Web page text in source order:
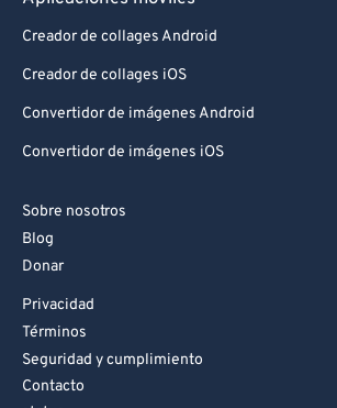
Creador de collages Android
Creador de collages iOS
Convertidor de imágenes Android
Convertidor de imágenes iOS
Sobre nosotros
Blog
Donar
Privacidad
Términos
Seguridad y cumplimiento
Contacto